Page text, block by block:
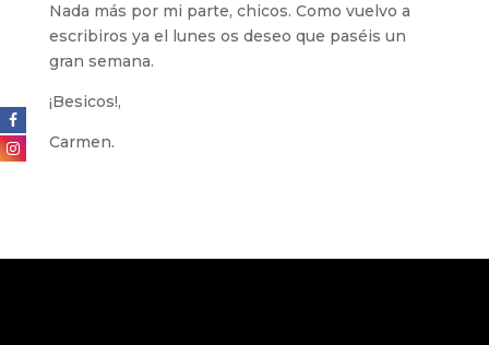
Nada más por mi parte, chicos. Como vuelvo a
escribiros ya el lunes os deseo que paséis un
gran semana.
¡Besicos!,
Carmen.